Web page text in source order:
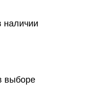
наличии
выборе